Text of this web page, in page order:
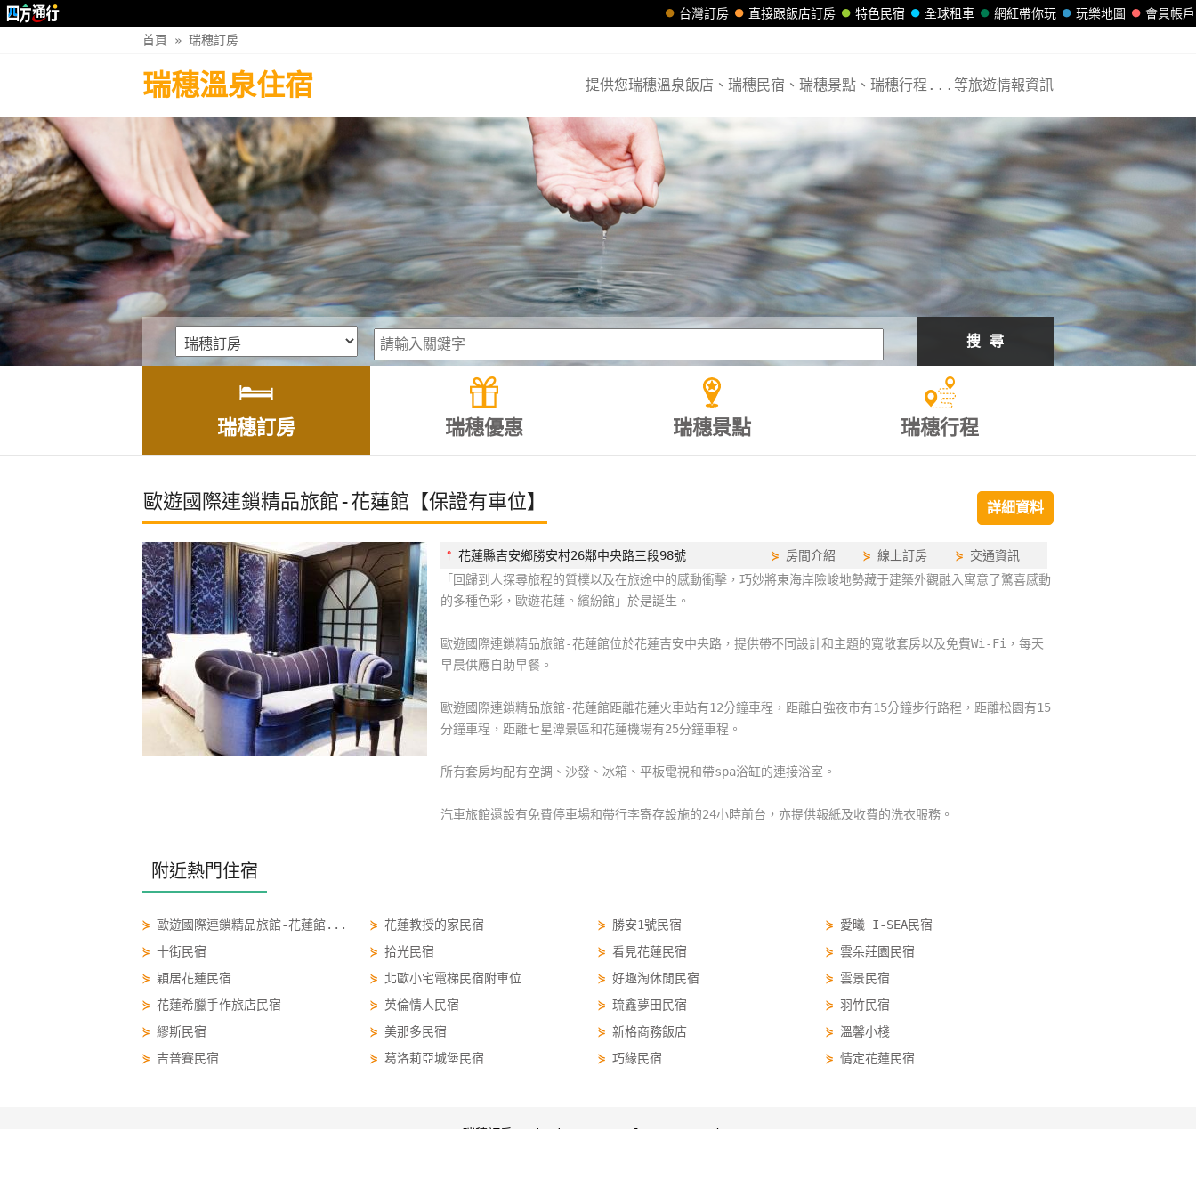
會員帳戶
玩樂地圖
網紅帶你玩
全球租車
特色民宿
直接跟飯店訂房
台灣訂房
首頁 » 瑞穗訂房
瑞穗溫泉住宿 提供您瑞穗溫泉飯店、瑞穗民宿、瑞穗景點、瑞穗行程...等旅遊情報資訊
搜 尋
瑞穗訂房 瑞穗優惠 瑞穗景點 瑞穗行程
歐遊國際連鎖精品旅館-花蓮館【保證有車位】 詳細資料
⫯ 花蓮縣吉安鄉勝安村26鄰中央路三段98號 ⋟ 房間介紹 ⋟線上訂房 ⋟ 交通資訊
「回歸到人探尋旅程的質樸以及在旅途中的感動衝擊，巧妙將東海岸險峻地勢藏于建築外觀融入寓意了驚喜感動
的多種色彩，歐遊花蓮。繽紛館」於是誕生。
歐遊國際連鎖精品旅館-花蓮館位於花蓮吉安中央路，提供帶不同設計和主題的寬敞套房以及免費Wi-Fi，每天
早晨供應自助早餐。
歐遊國際連鎖精品旅館-花蓮館距離花蓮火車站有12分鐘車程，距離自強夜市有15分鐘步行路程，距離松園有15
分鐘車程，距離七星潭景區和花蓮機場有25分鐘車程。
所有套房均配有空調、沙發、冰箱、平板電視和帶spa浴缸的連接浴室。
汽車旅館還設有免費停車場和帶行李寄存設施的24小時前台，亦提供報紙及收費的洗衣服務。
附近熱門住宿
⋟ 歐遊國際連鎖精品旅館-花蓮館... ⋟ 花蓮教授的家民宿 ⋟ 勝安1號民宿 ⋟ 愛曦 I-SEA民宿
⋟ 十街民宿 ⋟ 拾光民宿 ⋟ 看見花蓮民宿 ⋟ 雲朵莊園民宿
⋟ 穎居花蓮民宿 ⋟ 北歐小宅電梯民宿附車位 ⋟ 好趣淘休閒民宿 ⋟ 雲景民宿
⋟ 花蓮希臘手作旅店民宿 ⋟ 英倫情人民宿 ⋟ 琉鑫夢田民宿 ⋟ 羽竹民宿
⋟ 繆斯民宿 ⋟ 美那多民宿 ⋟ 新格商務飯店 ⋟ 溫馨小棧
⋟ 吉普賽民宿 ⋟ 葛洛莉亞城堡民宿 ⋟ 巧緣民宿 ⋟ 情定花蓮民宿
瑞穗訂房 ruisui.easytravel.com.tw/order